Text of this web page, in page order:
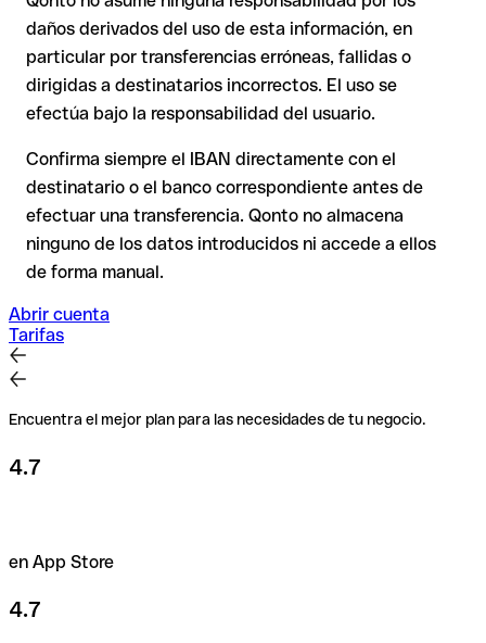
En transferencias internacionales fuera del espacio SEPA, la
recuperación es considerablemente más compleja y conlleva
comisiones .
Recomendación: Verifica cada IBAN antes de una
transferencia con nuestro IBAN Checker gratuito y, en caso
de duda, confírmalo directamente con el destinatario. Esta
precaución es especialmente importante con importes
elevados o nuevas relaciones comerciales.
daños derivados del uso de esta información, en
particular por transferencias erróneas, fallidas o
dirigidas a destinatarios incorrectos. El uso se
efectúa bajo la responsabilidad del usuario.
Confirma siempre el IBAN directamente con el
destinatario o el banco correspondiente antes de
efectuar una transferencia. Qonto no almacena
ninguno de los datos introducidos ni accede a ellos
de forma manual.
Abrir cuenta
Tarifas
Encuentra el mejor plan para las necesidades de tu negocio.
4.7
en App Store
4.7